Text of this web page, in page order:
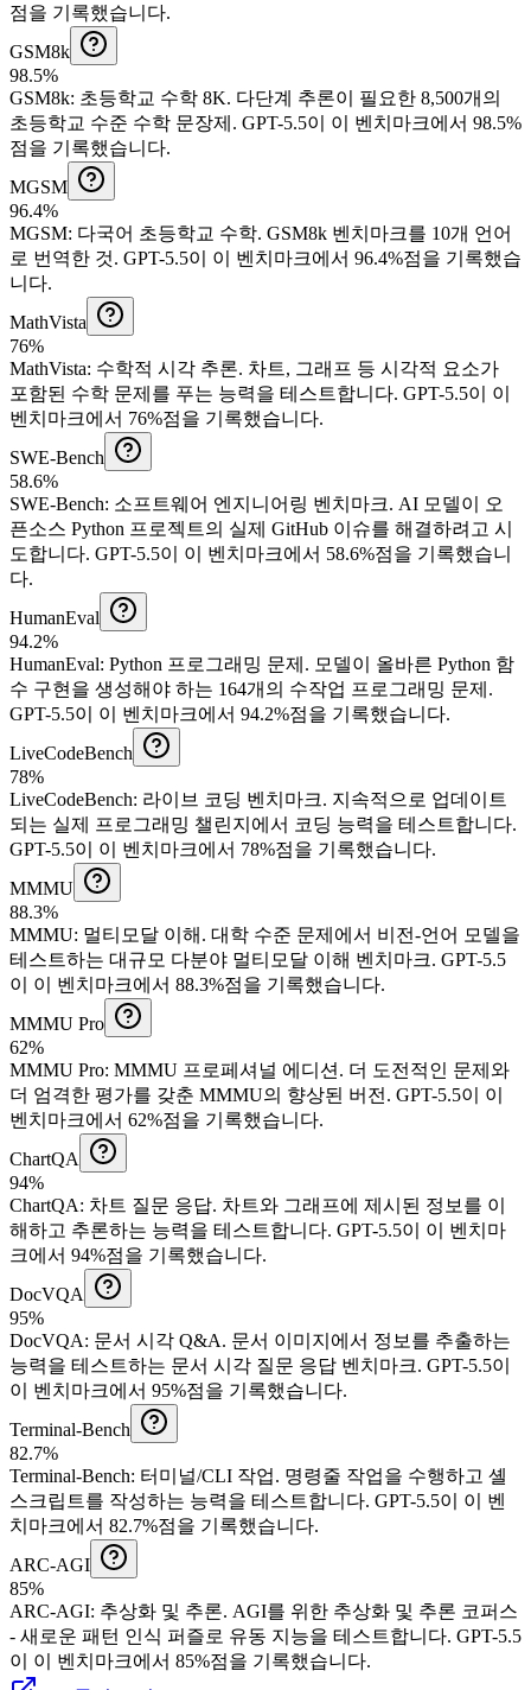
점을 기록했습니다.
GSM8k
98.5%
GSM8k: 초등학교 수학 8K. 다단계 추론이 필요한 8,500개의
초등학교 수준 수학 문장제. GPT-5.5이 이 벤치마크에서 98.5%
점을 기록했습니다.
MGSM
96.4%
MGSM: 다국어 초등학교 수학. GSM8k 벤치마크를 10개 언어
로 번역한 것. GPT-5.5이 이 벤치마크에서 96.4%점을 기록했습
니다.
MathVista
76%
MathVista: 수학적 시각 추론. 차트, 그래프 등 시각적 요소가
포함된 수학 문제를 푸는 능력을 테스트합니다. GPT-5.5이 이
벤치마크에서 76%점을 기록했습니다.
SWE-Bench
58.6%
SWE-Bench: 소프트웨어 엔지니어링 벤치마크. AI 모델이 오
픈소스 Python 프로젝트의 실제 GitHub 이슈를 해결하려고 시
도합니다. GPT-5.5이 이 벤치마크에서 58.6%점을 기록했습니
다.
HumanEval
94.2%
HumanEval: Python 프로그래밍 문제 . 모델이 올바른 Python 함
수 구현을 생성해야 하는 164개의 수작업 프로그래밍 문제.
GPT-5.5이 이 벤치마크에서 94.2%점을 기록했습니다.
LiveCodeBench
78%
LiveCodeBench: 라이브 코딩 벤치마크. 지속적으로 업데이트
되는 실제 프로그래밍 챌린지에서 코딩 능력을 테스트합니다.
GPT-5.5이 이 벤치마크에서 78%점을 기록했습니다.
MMMU
88.3%
MMMU: 멀티모달 이해 . 대학 수준 문제에서 비전-언어 모델을
테스트하는 대규모 다분야 멀티모달 이해 벤치마크. GPT-5.5
이 이 벤치마크에서 88.3%점을 기록했습니다.
MMMU Pro
62%
MMMU Pro: MMMU 프로페셔널 에디션 . 더 도전적인 문제와
더 엄격한 평가를 갖춘 MMMU의 향상된 버전. GPT-5.5이 이
벤치마크에서 62%점을 기록했습니다.
ChartQA
94%
ChartQA: 차트 질문 응답. 차트와 그래프에 제시된 정보를 이
해하고 추론하는 능력을 테스트합니다. GPT-5.5이 이 벤치마
크에서 94%점을 기록했습니다.
DocVQA
95%
DocVQA: 문서 시각 Q&A. 문서 이미지에서 정보를 추출하는
능력을 테스트하는 문서 시각 질문 응답 벤치마크. GPT-5.5이
이 벤치마크에서 95%점을 기록했습니다.
Terminal-Bench
82.7%
Terminal-Bench: 터미널/CLI 작업. 명령줄 작업을 수행하고 셸
스크립트를 작성하는 능력을 테스트합니다. GPT-5.5이 이 벤
치마크에서 82.7%점을 기록했습니다.
ARC-AGI
85%
ARC-AGI: 추상화 및 추론. AGI를 위한 추상화 및 추론 코퍼스
- 새로운 패턴 인식 퍼즐로 유동 지능을 테스트합니다. GPT-5.5
이 이 벤치마크에서 85%점을 기록했습니다.